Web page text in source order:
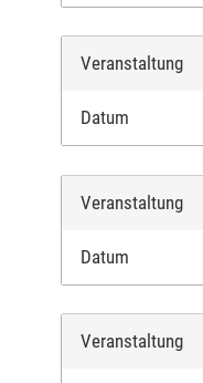
Veranstaltung
Datum
Veranstaltung
Datum
Veranstaltung